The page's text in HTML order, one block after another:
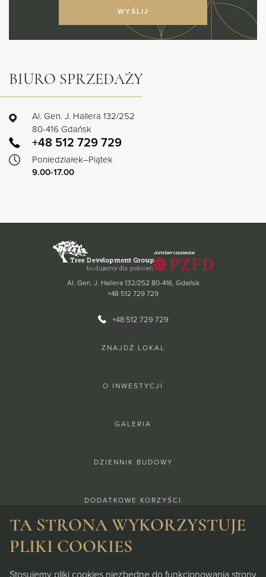
BIURO SPRZEDAŻY
Al. Gen. J. Hallera 132/252
80-416 Gdańsk
+48 512 729 729
Poniedziałek–Piątek
9.00-17.00
Al. Gen. J. Hallera 132/252 80-416, Gdańsk
+48 512 729 729
+48 512 729 729
ZNAJDŹ LOKAL
O INWESTYCJI
GALERIA
DZIENNIK BUDOWY
DODATKOWE KORZYŚCI
TA STRONA WYKORZYSTUJE
PLIKI COOKIES
Stosujemy pliki cookies niezbędne do funkcjonowania strony